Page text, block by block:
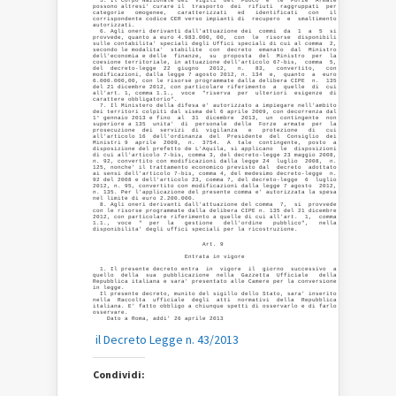
possono altresi' curare il  trasporto  dei  rifiuti  raggruppati  per
categorie   omogenee,   caratterizzati   ed   identificati   con   il
corrispondente codice CER verso impianti di  recupero  e  smaltimento
autorizzati.
  6. Agli oneri derivanti dall'attuazione dei  commi  da  1  a  5  si
provvede, quanto a euro 4.983.000, 00,  con  le  risorse  disponibili
sulle contabilita' speciali degli Uffici speciali di cui al comma  2,
secondo le modalita'  stabilite  con  decreto  emanato  dal  Ministro
dell'economia e delle  finanze,  su  proposta  del  Ministro  per  la
coesione territoriale, in attuazione dell'articolo 67-bis,  comma  5,
del  decreto-legge  22  giugno   2012,   n.   83,   convertito,   con
modificazioni, dalla legge 7 agosto 2012, n. 134  e,  quanto  a  euro
6.000.000,00, con le risorse programmate dalla delibera CIPE  n.  135
del 21 dicembre 2012, con particolare riferimento  a  quelle  di  cui
all'art. 1, comma 1.1.,  voce  "riserva  per  ulteriori  esigenze  di
carattere obbligatorio".
  7. Il Ministero della difesa e' autorizzato a impiegare nell'ambito
dei territori colpiti dal sisma del 6 aprile 2009, con decorrenza dal
1° gennaio 2013 e fino  al  31  dicembre  2013,  un  contingente  non
superiore a 135  unita'  di  personale  delle  Forze  armate  per  la
prosecuzione  dei  servizi  di  vigilanza   e   protezione   di   cui
all'articolo 16  dell'ordinanza  del  Presidente  del  Consiglio  dei
Ministri 9  aprile  2009,  n.  3754.  A  tale  contingente,  posto  a
disposizione del prefetto de L'Aquila, si applicano  le  disposizioni
di cui all'articolo 7-bis, comma 3, del decreto-legge 23 maggio 2008,
n. 92, convertito con modificazioni dalla legge 24  luglio  2008,  n.
125, nonche' il trattamento economico previsto dal  decreto  adottato
ai sensi dell'articolo 7-bis, comma 4, del medesimo decreto-legge  n.
92 del 2008 e dell'articolo 23, comma 7, del decreto-legge  6  luglio
2012, n. 95, convertito con modificazioni dalla legge 7 agosto  2012,
n. 135. Per l'applicazione del presente comma e' autorizzata la spesa
nel limite di euro 2.200.000.
  8. Agli oneri derivanti dall'attuazione del comma  7,  si  provvede
con le risorse programmate dalla delibera CIPE n. 135 del 21 dicembre
2012, con particolare riferimento a quelle di cui all'art.  1,  comma
1.1.,  voce  "  per  la   gestione   dell'ordine   pubblico",   nella
disponibilita' degli uffici speciali per la ricostruzione.
                               Art. 9
                          Entrata in vigore
  1. Il presente decreto entra  in  vigore  il  giorno  successivo  a
quello  della  sua  pubblicazione  nella  Gazzetta  Ufficiale   della
Repubblica italiana e sara' presentato alle Camere per la conversione
in legge.
  Il presente decreto, munito del sigillo dello Stato, sara' inserito
nella  Raccolta  ufficiale  degli  atti  normativi  della  Repubblica
italiana. E' fatto obbligo a chiunque spetti di osservarlo e di farlo
osservare.
    Dato a Roma, addi' 26 aprile 2013
il Decreto Legge n. 43/2013
Condividi: